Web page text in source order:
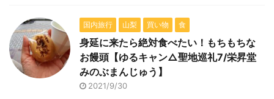
国内旅行 山梨 買い物 食
身延に来たら絶対食べたい！もちもちな
お饅頭【ゆるキャン△聖地巡礼7/栄昇堂
みのぶまんじゅう】
2021/9/30